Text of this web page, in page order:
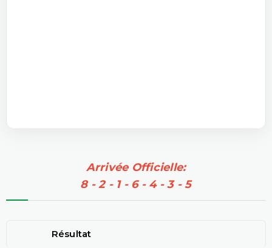
Arrivée Officielle:
8 - 2 - 1 - 6 - 4 - 3 - 5
Résultat